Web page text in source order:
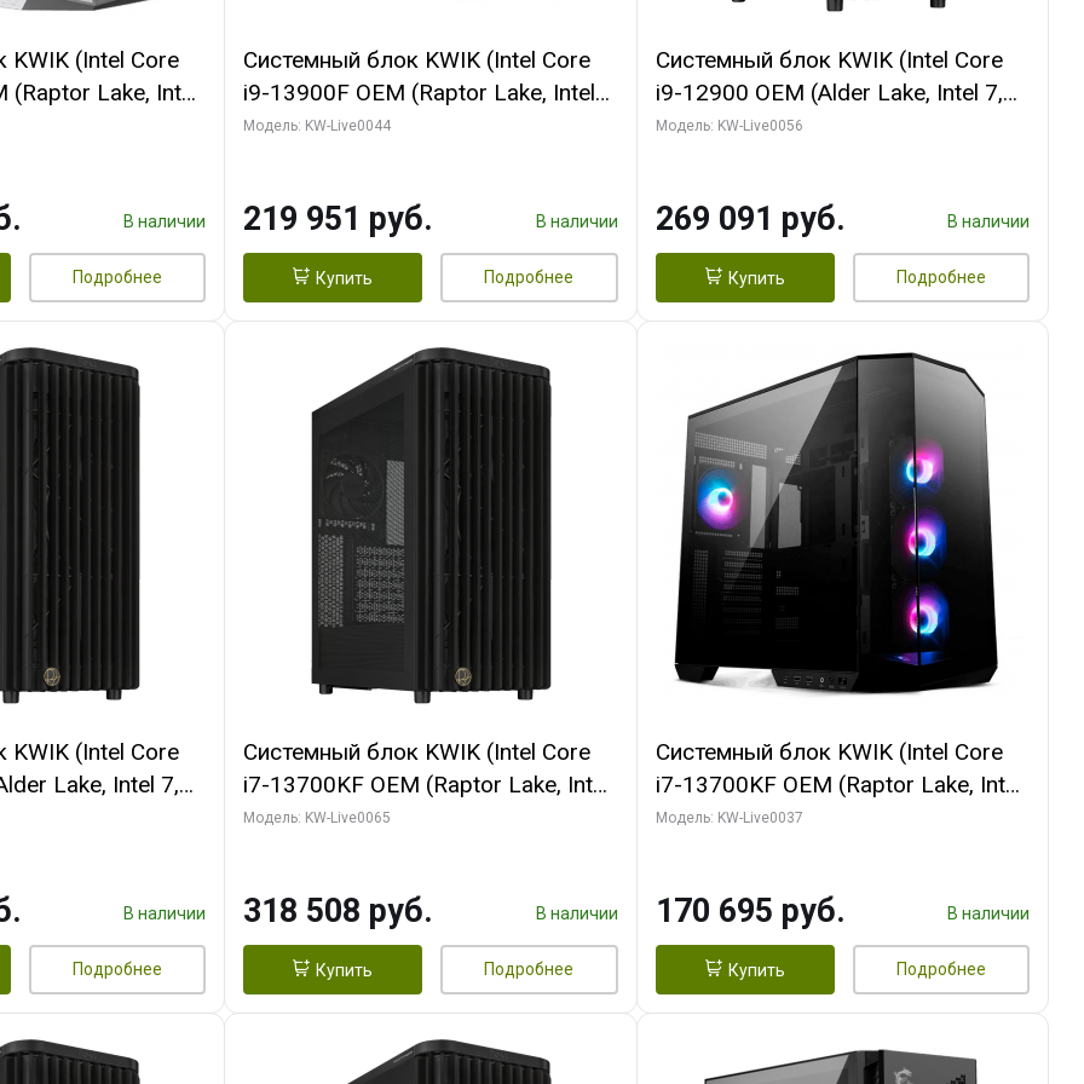
KWIK (Intel Core
(Raptor Lake, Intel
32 ГБ ОЗУ (2
В наличии
Подробнее
Системный блок KWIK (Intel Core
i9-13900F OEM (Raptor Lake, Intel
7, Efficient-co/ 32 ГБ ОЗУ (2
HD/ 512 ГБ SSD)
Модель: KW-Live0044
219 951 руб. В наличии
Купить Подробнее
Системный блок KWIK (Intel Core
i9-12900 OEM (Alder Lake, Intel 7,
C16 8EC/8PC/T2/ 64 ГБ ОЗУ (2
ТБ SSD)
Модель: KW-Live0056
269 091 руб. В наличии
Купить Подробнее
KWIK (Intel Core
Lake, Intel 7,
64 ГБ ОЗУ (2
В наличии
Подробнее
Системный блок KWIK (Intel Core
i7-13700KF OEM (Raptor Lake, Intel
7, C16 8EC/8PC/ 64 ГБ ОЗУ (2
2/ 1 ТБ SSD)
Модель: KW-Live0065
318 508 руб. В наличии
Купить Подробнее
Системный блок KWIK (Intel Core
i7-13700KF OEM (Raptor Lake, Intel
7, C16 8EC/8PC/ 32 ГБ ОЗУ (2
HDMI/ 1 ТБ SSD)
Модель: KW-Live0037
170 695 руб. В наличии
Купить Подробнее